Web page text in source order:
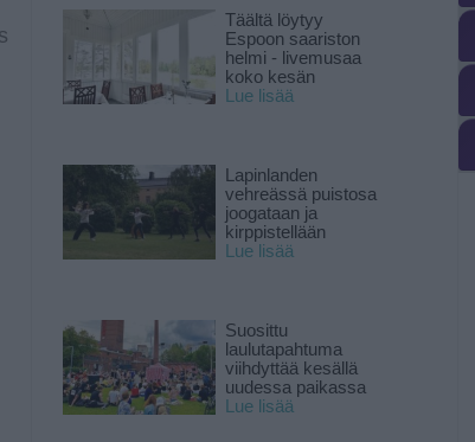
Täältä löytyy
Espoon saariston
helmi - livemusaa
koko kesän
Lue lisää
Lapinlanden
vehreässä puistosa
joogataan ja
kirppistellään
Lue lisää
Suosittu
laulutapahtuma
viihdyttää kesällä
uudessa paikassa
Lue lisää